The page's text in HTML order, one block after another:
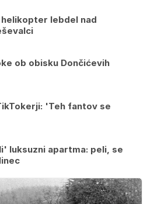
lebdel nad
ob obisku Dončićevih
'Teh fantov se
luksuzni apartma: peli, se